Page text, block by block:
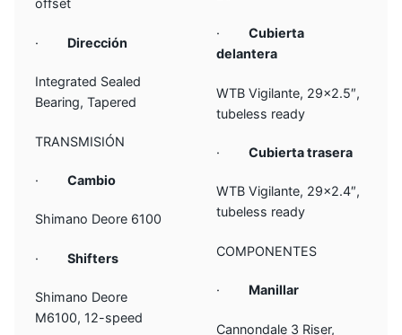
offset
· Dirección
Integrated Sealed
Bearing, Tapered
TRANSMISIÓN
·Cambio
Shimano Deore 6100
·Shifters
Shimano Deore
M6100, 12-speed
·Cubierta
delantera
WTB Vigilante, 29×2.5″,
tubeless ready
·Cubierta trasera
WTB Vigilante, 29×2.4″,
tubeless ready
COMPONENTES
· Manillar
Cannondale 3 Riser,